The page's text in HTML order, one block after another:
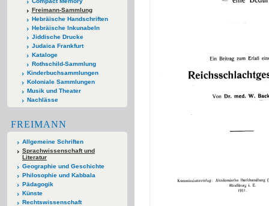
Freimann-Sammlung
Hebräische Handschriften
Hebräische Inkunabeln
Jiddische Drucke
Judaica Frankfurt
Kataloge
Rothschild-Sammlung
Kinderbuchsammlungen
Koloniale Sammlungen
Musik und Theater
Nachlässe
FREIMANN
Allgemeine Schriften
Sprachwissenschaft und
Literatur
Geographie und Geschichte
Philosophie und Kabbala
Pädagogik
Künste
Rechtswissenschaft